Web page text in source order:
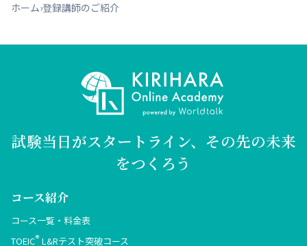
ホーム›登録講師のご紹介
試験当日がスタートライン、その先の未来
をつくろう
コース紹介
コース一覧・料金表
TOEIC® L&Rテスト突破コース